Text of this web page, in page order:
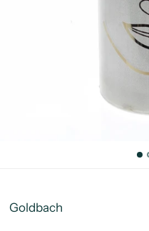
Goldbach